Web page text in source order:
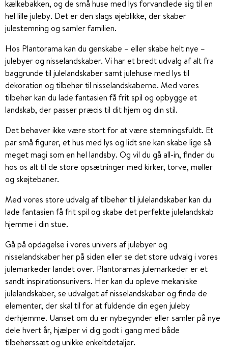
kælkebakken, og de små huse med lys forvandlede sig til en
hel lille juleby. Det er den slags øjeblikke, der skaber
julestemning og samler familien.
Hos Plantorama kan du genskabe – eller skabe helt nye –
julebyer og nisselandskaber. Vi har et bredt udvalg af alt fra
baggrunde til julelandskaber samt julehuse med lys til
dekoration og tilbehør til nisselandskaberne. Med vores
tilbehør kan du lade fantasien få frit spil og opbygge et
landskab, der passer præcis til dit hjem og din stil.
Det behøver ikke være stort for at være stemningsfuldt. Et
par små figurer, et hus med lys og lidt sne kan skabe lige så
meget magi som en hel landsby. Og vil du gå all-in, finder du
hos os alt til de store opsætninger med kirker, torve, møller
og skøjtebaner.
Med vores store udvalg af tilbehør til julelandskaber kan du
lade fantasien få frit spil og skabe det perfekte julelandskab
hjemme i din stue.
Gå på opdagelse i vores univers af julebyer og
nisselandskaber her på siden eller se det store udvalg i vores
julemarkeder landet over. Plantoramas julemarkeder er et
sandt inspirationsunivers. Her kan du opleve mekaniske
julelandskaber, se udvalget af nisselandskaber og finde de
elementer, der skal til for at fuldende din egen juleby
derhjemme. Uanset om du er nybegynder eller samler på nye
dele hvert år, hjælper vi dig godt i gang med både
tilbehørssæt og unikke enkeltdetaljer.